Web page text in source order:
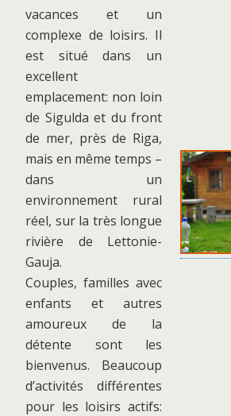
vacances et un
complexe de loisirs. Il
est situé dans un
excellent
emplacement: non loin
de Sigulda et du front
de mer, près de Riga,
mais en même temps –
dans un
environnement rural
réel, sur la très longue
rivière de Lettonie-
Gauja.
Couples, familles avec
enfants et autres
amoureux de la
détente sont les
bienvenus. Beaucoup
d’activités différentes
pour les loisirs actifs: